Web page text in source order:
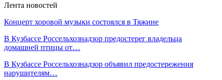
Лента новостей
Концерт хоровой музыки состоялся в Тяжине
В Кузбассе Россельхознадзор предостерег владельца
домашней птицы от…
В Кузбассе Россельхознадзор объявил предостережения
нарушителям…